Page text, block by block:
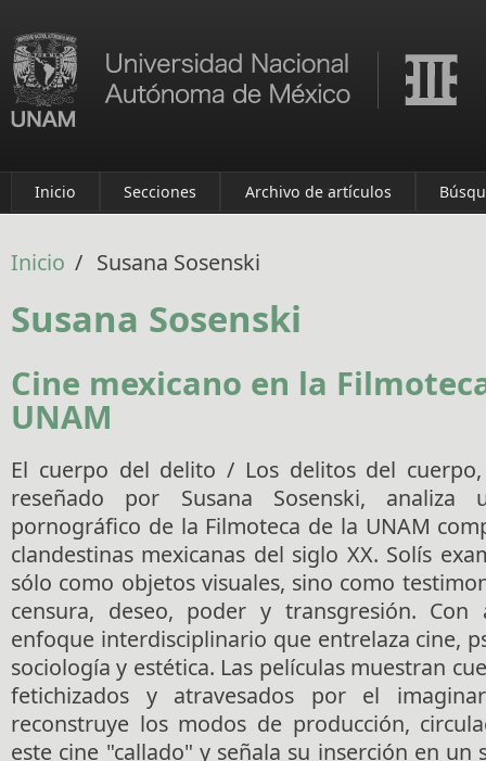
Inicio Secciones Archivo de artículos
Inicio / Susana Sosenski
Susana Sosenski
Cine mexicano en la
UNAM
El cuerpo del delito / Los delitos del
reseñado por Susana Sosenski, analiza
pornográfico de la Filmoteca de la UNAM
clandestinas mexicanas del siglo XX. Solís
sólo como objetos visuales, sino como
censura, deseo, poder y transgresión. Con
enfoque interdisciplinario que entrelaza cine,
sociología y estética. Las películas muestran
fetichizados y atravesados por el
reconstruye los modos de producción,
este cine "callado" y señala su inserción en un